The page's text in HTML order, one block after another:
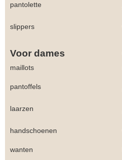
pantolette
slippers
Voor dames
maillots
pantoffels
laarzen
handschoenen
wanten